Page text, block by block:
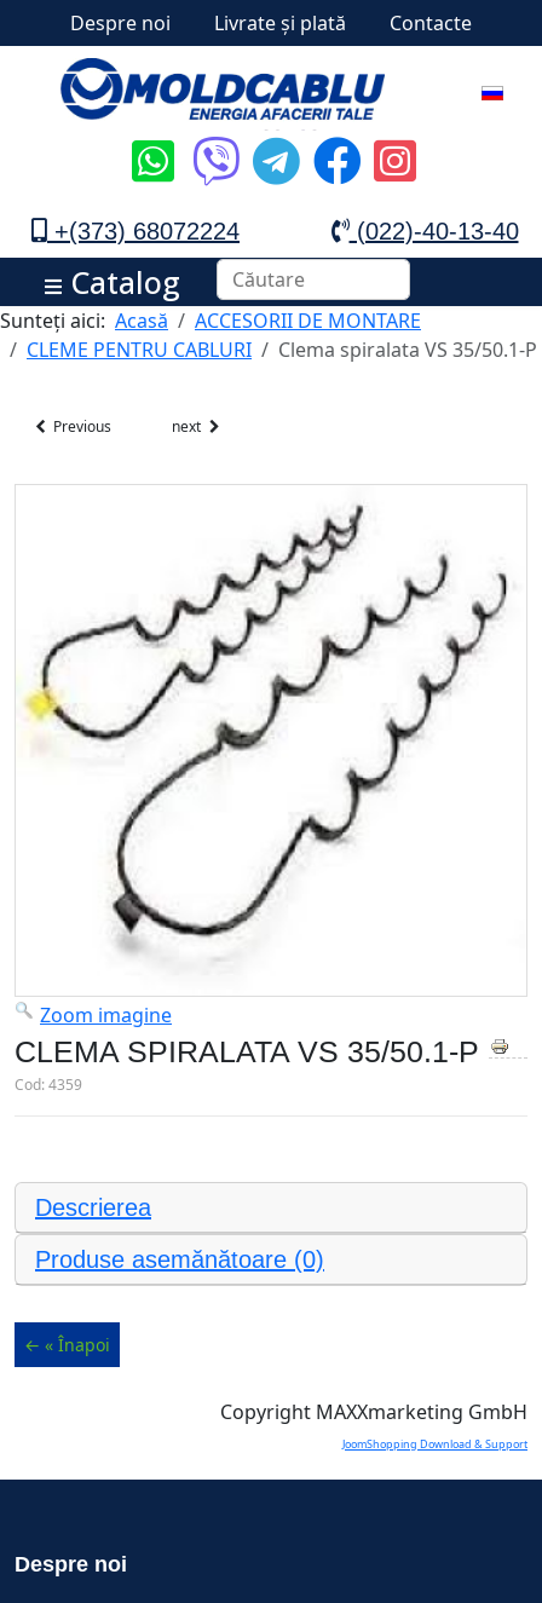
Despre noi Livrate și plată Contacte
+(373) 68072224 (022)-40-13-40
Catalog
Sunteți aici: Acasă
ACCESORII DE MONTARE
CLEME PENTRU CABLURI
Clema spiralata VS 35/50.1-P
Previous next
Zoom imagine
CLEMA SPIRALATA VS 35/50.1-P
Cod:4359
Descrierea
Produse asemănătoare (0)
Copyright MAXXmarketing GmbH
JoomShopping Download & Support
Despre noi